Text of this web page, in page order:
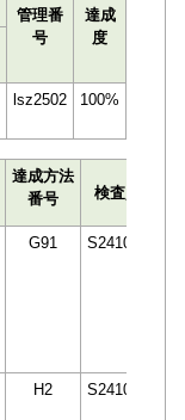
管理番
号
達成
度
lsz2502 100%
達成方法
番号
検査員
G91 S241032
H2 S241032